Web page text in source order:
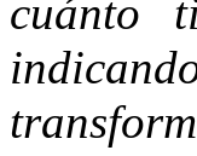
cuánto